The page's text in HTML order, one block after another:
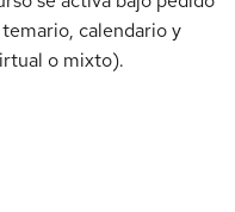
calendario y
o mixto).